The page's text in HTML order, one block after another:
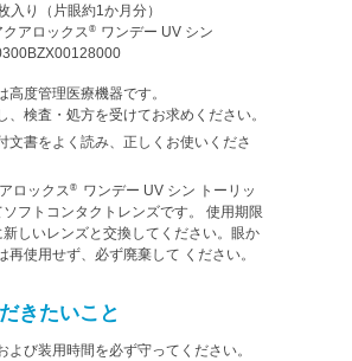
り（片眼約1か月分）
アロックス® ワンデー UV シン
高度管理医療機器です。
、検査・処方を受けてお求めください。
文書をよく読み、正しくお使いくださ
ロックス® ワンデー UV シン トーリッ
フトコンタクトレンズです。
使用期限
しいレンズと交換してください。眼か
再使用せず、必ず廃棄して ください。
きたいこと
よび装用時間を必ず守ってください。